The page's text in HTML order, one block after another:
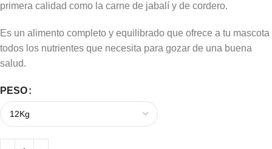
primera calidad como la carne de jabalí y de cordero.
Es un alimento completo y equilibrado que ofrece a tu mascota
todos los nutrientes que necesita para gozar de una buena
salud.
PESO